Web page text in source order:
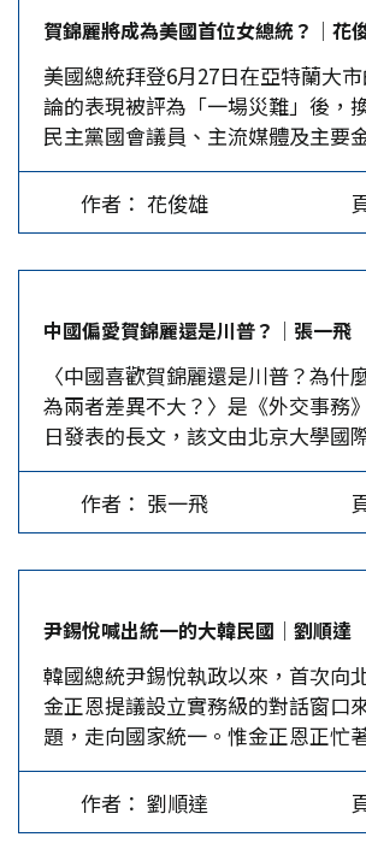
說，這次總裁選舉必須向國民展現
的自民黨，選舉透明、公開，坦率
是我的退出。 針對鄰國著力擴張武
數在戰後首相中名列第8位，比那些
至僅幾個月的雖好一些，但政績平
會走到這一步，早就有跡可循。
的岸田內閣，順應現實的變化做了
著力最大的就是，為因應國安環境
大的轉變。這對大多數東北亞的鄰
外交上，更緊密貼近美國，改善了
題而惡化的日韓關係，成功與韓國
信賴關係，這是他運氣好，剛巧遇
的尹，如果韓國換成較左的民主黨
觀，何況日韓仇怨根深蒂固，隨時
8月15日閣員參拜靖國，韓國就和中
批判和失望。…
賀錦麗將成為美國首位女總統？│花
美國總統拜登6月27日在亞特蘭大
論的表現被評為「一場災難」後，
民主黨國會議員、主流媒體及主要
拜登退選，將火炬傳給下一代。在
拜登終於7月21日宣布退選，並推薦
哈里斯(Kamala Harris)，中文名賀
是乳癌醫學家。 賀錦麗的成長及從
在加州奧克蘭市長大，1986年畢業
史悠久的霍華德大學（Howard…
作者： 花俊雄
中國偏愛賀錦麗還是川普？│張一飛
〈中國喜歡賀錦麗還是川普？為什
為兩者差異不大？〉是《外交事務
日發表的長文，該文由北京大學國
長王緝思、研究員胡然、趙建偉所
文）。 當筆者看到該論文時，第一
學者會研究美國政治和選舉，但通
涉美國選舉，中國政府嚴格地把美
美國的內政。那麼，《外交事務》
的標題發表該論文，並邀請中國智
統候選人做評論呢？ 比較川普、拜
論文花了大量篇幅回顧川普政府（
2021/1/19）和拜登政府（2021/1/
對華政策及外交政策。對川普的抗
實的，除了表達中國對川普的反華
作者： 張一飛
尹錫悅喊出統一的大韓民國│劉順達
韓國總統尹錫悅執政以來，首次向
金正恩提議設立實務級的對話窗口
題，走向國家統一。惟金正恩正忙
的情況下，根本無暇回應接受與否
國光復節79周年紀念日，也是國定
的重要日子，不僅家家戶戶都掛上
作者： 劉順達